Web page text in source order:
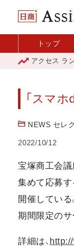
トップ
アクセス ラ
「青森市
「スマ
NEWS セレ
2022/10/12
宝塚商工会議
集めて応募す
開催してい
期間限定のサ
詳細は、